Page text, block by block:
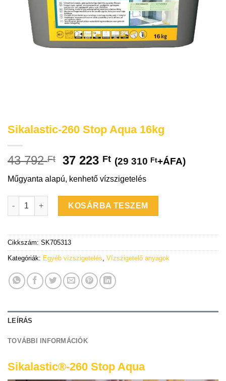
Sikalastic-260 Stop Aqua 16kg
43 792Ft 37 223 Ft (29 310 Ft+ÁFA)
Műgyanta alapú, kenhető vízszigetelés
Sikalastic-260 Stop Aqua 16kg mennyiség
KOSÁRBA TESZEM
Cikkszám: SK705313
Kategóriák: Egyéb vízszigetelés Vízszigetelő anyagok
LEÍRÁS
TOVÁBBI INFORMÁCIÓK
Sikalastic®-260 Stop Aqua